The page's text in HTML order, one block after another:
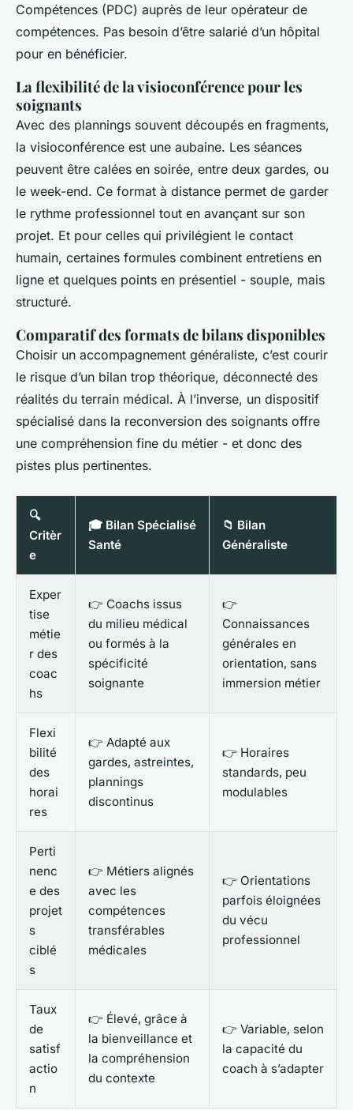
Compétences (PDC) auprès de leur opérateur de
compétences. Pas besoin d’être salarié d’un hôpital
pour en bénéficier.
La flexibilité de la visioconférence pour les
soignants
Avec des plannings souvent découpés en fragments,
la visioconférence est une aubaine. Les séances
peuvent être calées en soirée, entre deux gardes, ou
le week-end. Ce format à distance permet de garder
le rythme professionnel tout en avançant sur son
projet. Et pour celles qui privilégient le contact
humain, certaines formules combinent entretiens en
ligne et quelques points en présentiel - souple, mais
structuré.
Comparatif des formats de bilans disponibles
Choisir un accompagnement généraliste, c’est courir
le risque d’un bilan trop théorique, déconnecté des
réalités du terrain médical. À l’inverse, un dispositif
spécialisé dans la reconversion des soignants offre
une compréhension fine du métier - et donc des
pistes plus pertinentes.
🔍
Critèr
e
🎓 Bilan Spécialisé
Santé
📁 Bilan
Généraliste
Exper
tise
métie
r des
coac
hs
👉 Coachs issus
du milieu médical
ou formés à la
spécificité
soignante
👉
Connaissances
générales en
orientation, sans
immersion métier
Flexi
bilité
des
horai
res
👉 Adapté aux
gardes, astreintes,
plannings
discontinus
👉 Horaires
standards, peu
modulables
Perti
nenc
e des
projet
s
ciblé
s
👉 Métiers alignés
avec les
compétences
transférables
médicales
👉 Orientations
parfois éloignées
du vécu
professionnel
Taux
de
satisf
actio
n
👉 Élevé, grâce à
la bienveillance et
la compréhension
du contexte
👉 Variable, selon
la capacité du
coach à s’adapter